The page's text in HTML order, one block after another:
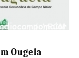
Ougela